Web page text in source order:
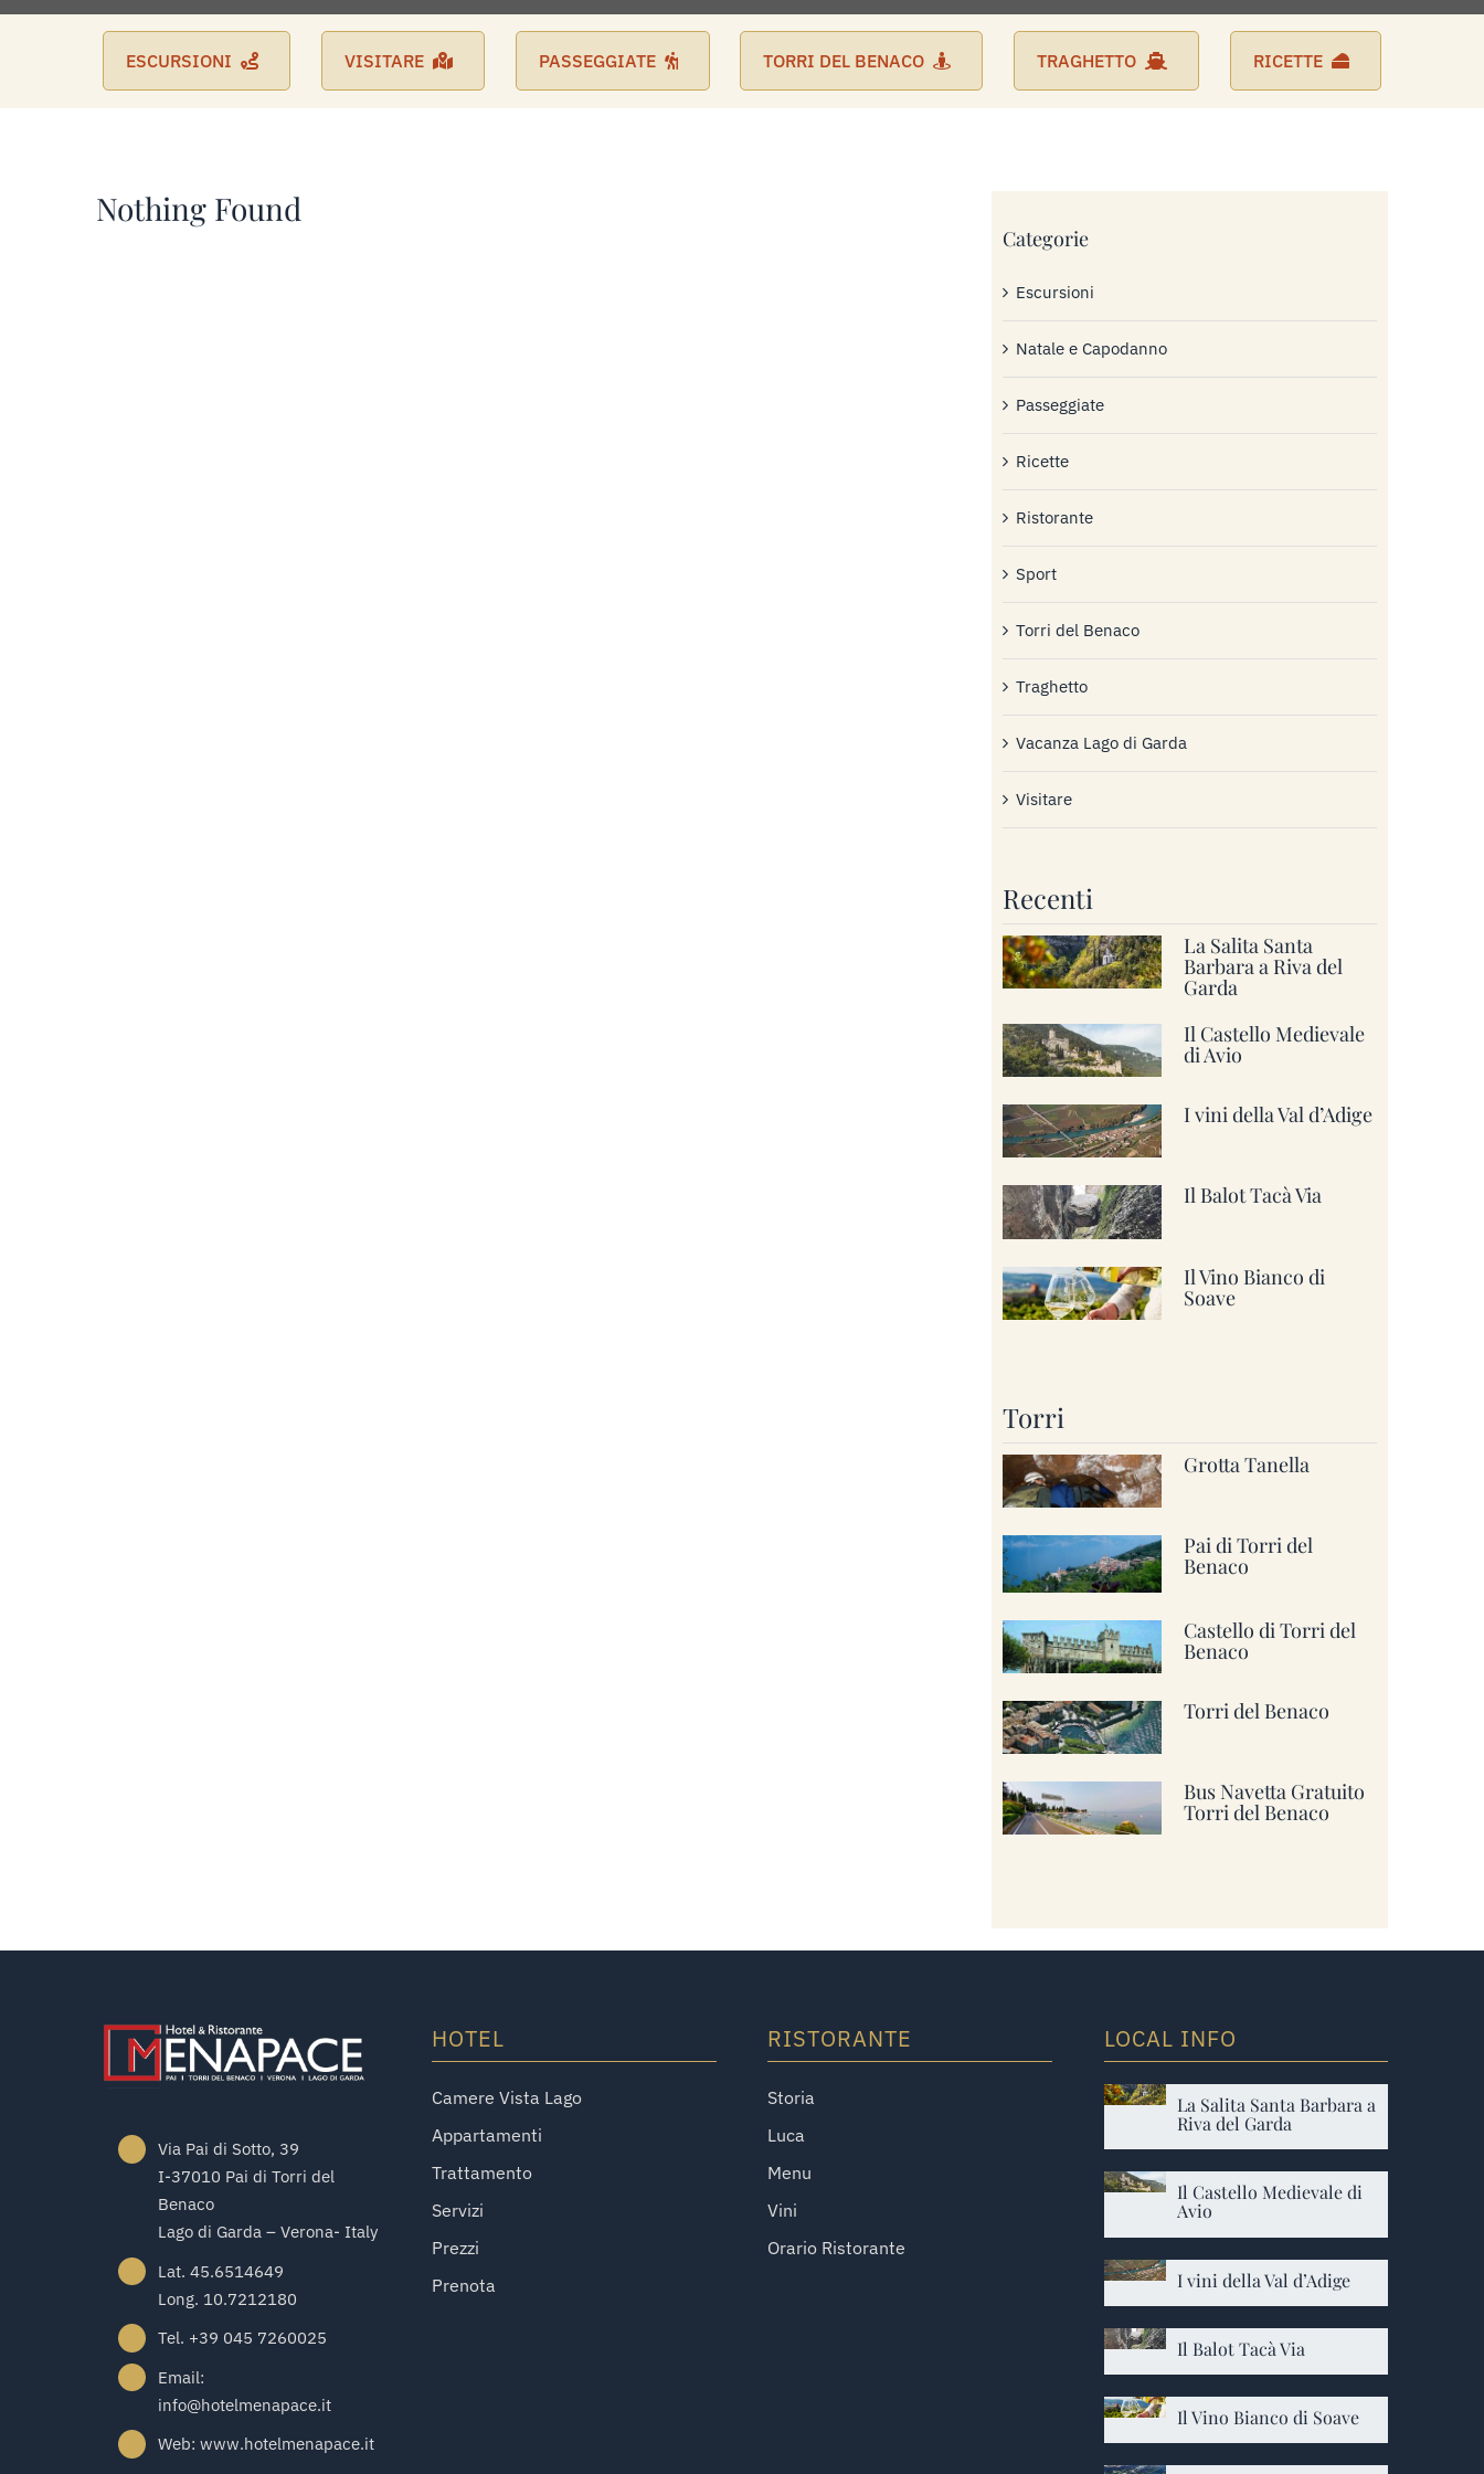
ESCURSIONI VISITARE PASSEGGIATE TORRI DEL BENACO TRAGHETTO RICETTE
Nothing Found
Categorie
Escursioni
Natale e Capodanno
Passeggiate
Ricette
Ristorante
Sport
Torri del Benaco
Traghetto
Vacanza Lago di Garda
Visitare
Recenti
La Salita Santa
Barbara a Riva del
Garda
Il Castello Medievale
di Avio
I vini della Val d’Adige
Il Balot Tacà Via
Il Vino Bianco di
Soave
Torri
Grotta Tanella
Pai di Torri del
Benaco
Castello di Torri del
Benaco
Torri del Benaco
Bus Navetta Gratuito
Torri del Benaco
Via Pai di Sotto, 39
I-37010 Pai di Torri del
Benaco
Lago di Garda – Verona- Italy
Lat. 45.6514649
Long. 10.7212180
Tel. +39 045 7260025
Email:
info@hotelmenapace.it
Web: www.hotelmenapace.it
HOTEL
Camere Vista Lago
Appartamenti
Trattamento
Servizi
Prezzi
Prenota
RISTORANTE
Storia
Luca
Menu
Vini
Orario Ristorante
LOCAL INFO
La Salita Santa Barbara a
Riva del Garda
Il Castello Medievale di
Avio
I vini della Val d’Adige
Il Balot Tacà Via
Il Vino Bianco di Soave